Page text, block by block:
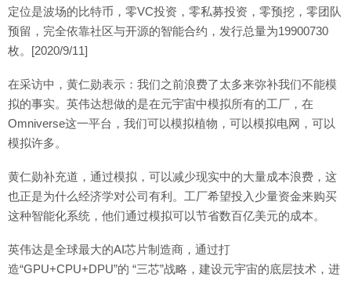
定位是波场的比特币，零VC投资，零私募投资，零预挖，零团队
预留，完全依靠社区与开源的智能合约，发行总量为19900730
枚。[2020/9/11]
在采访中，黄仁勋表示：我们之前浪费了太多来弥补我们不能模
拟的事实。英伟达想做的是在元宇宙中模拟所有的工厂，在
Omniverse这一平台，我们可以模拟植物，可以模拟电网，可以
模拟许多。
黄仁勋补充道，通过模拟，可以减少现实中的大量成本浪费，这
也正是为什么经济学对公司有利。工厂希望投入少量资金来购买
这种智能化系统，他们通过模拟可以节省数百亿美元的成本。
英伟达是全球最大的AI芯片制造商，通过打
造“GPU+CPU+DPU”的 “三芯”战略，建设元宇宙的底层技术，进